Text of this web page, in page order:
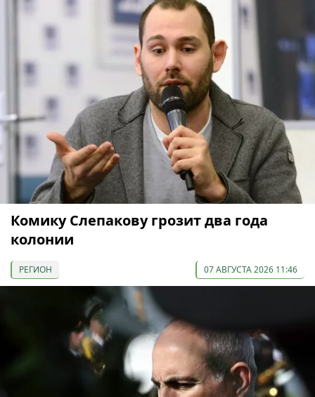
Комику Слепакову грозит два года
колонии
РЕГИОН 07 АВГУСТА 2026 11:46